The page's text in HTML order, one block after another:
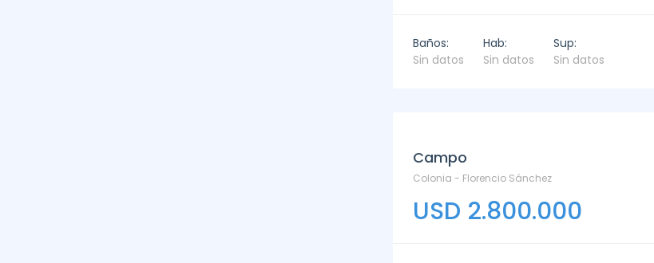
Baños:
Sin datos
Hab:
Sin datos
Sup:
Sin datos
Campo
Colonia - Florencio Sánchez
USD 2.800.000